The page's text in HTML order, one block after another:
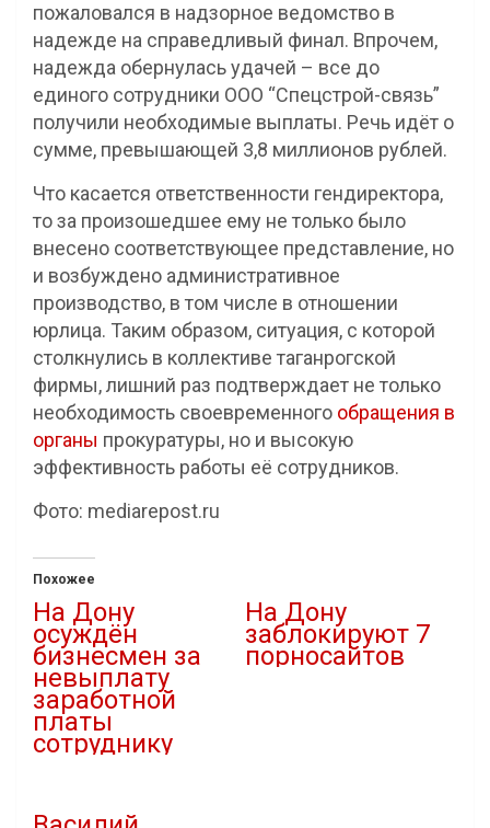
пожаловался в надзорное ведомство в
надежде на справедливый финал. Впрочем,
надежда обернулась удачей – все до
единого сотрудники ООО “Спецстрой-связь”
получили необходимые выплаты. Речь идёт о
сумме, превышающей 3,8 миллионов рублей.
Что касается ответственности гендиректора,
то за произошедшее ему не только было
внесено соответствующее представление, но
и возбуждено административное
производство, в том числе в отношении
юрлица. Таким образом, ситуация, с которой
столкнулись в коллективе таганрогской
фирмы, лишний раз подтверждает не только
необходимость своевременного обращения в
органы прокуратуры, но и высокую
эффективность работы её сотрудников.
Фото: mediarepost.ru
Похожее
На Дону
осуждён
бизнесмен за
невыплату
заработной
платы
сотруднику
На Дону
заблокируют 7
порносайтов